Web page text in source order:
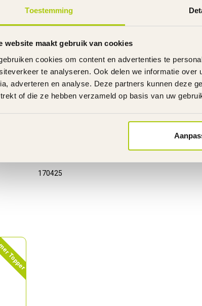
Toestemming
website maakt gebruik van cookies
cookies om content en advertenties te
te analyseren. Ook delen we informatie
adverteren en analyse. Deze partners kunnen deze
of die ze hebben verzameld op basis van uw
spatbord
170425
Topper